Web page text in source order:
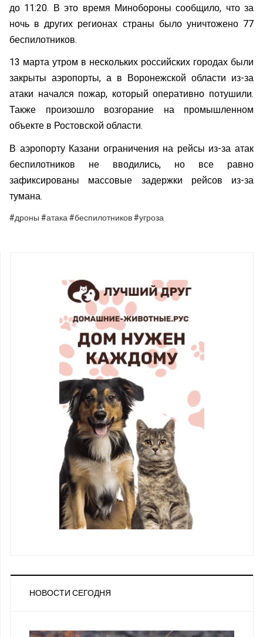
до 11:20. В это время Минобороны сообщило, что за
ночь в других регионах страны было уничтожено 77
беспилотников.
13 марта утром в нескольких российских городах были
закрыты аэропорты, а в Воронежской области из-за
атаки начался пожар, который оперативно потушили.
Также произошло возгорание на промышленном
объекте в Ростовской области.
В аэропорту Казани ограничения на рейсы из-за атак
беспилотников не вводились, но все равно
зафиксированы массовые задержки рейсов из-за
тумана.
#дроны #атака #беспилотников #угроза
НОВОСТИ СЕГОДНЯ